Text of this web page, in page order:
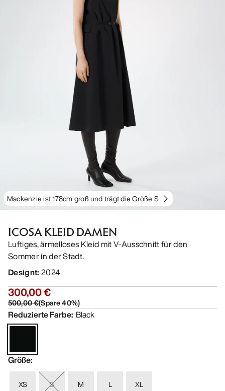
Mackenzie ist 178cm groß und trägt die Größe S
ICOSA KLEID DAMEN
Luftiges, ärmelloses Kleid mit V-Ausschnitt für den
Sommer in der Stadt.
Designt: 2024
300,00 €
500,00 €(Spare40%)
Reduzierte Farbe: Black
Größe:
XS S M L
XL